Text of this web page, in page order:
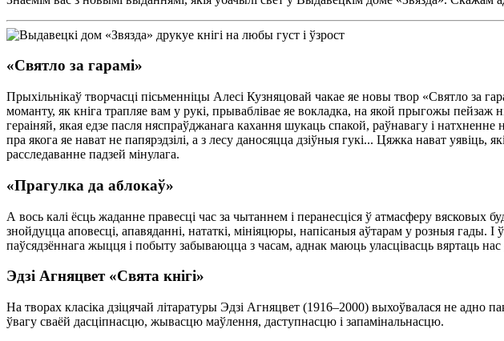
«Святло за гарамі»
Прыхільнікаў творчасці пісьменніцы Алесі Кузняцовай чакае яе новы твор «Святло за
моманту, як кніга трапляе вам у рукі, прываблівае яе вокладка, на якой прыгожы пейзаж
гераіняй, якая едзе пасля няспраўджанага кахання шукаць спакой, раўнавагу і
пра якога яе нават не папярэдзілі, а з лесу даносяцца дзіўныя гукі... Цяжка нават уявіць,
расследаванне падзей мінулага.
«Прагулка да аблокаў»
А вось калі ёсць жаданне правесці час за чытаннем і перанесціся ў атмасферу вясковых
знойдуцца аповесці, апавяданні, нататкі, мініяцюры, напісаныя аўтарам у розныя
паўсядзённага жыцця і побыту забываюцца з часам, аднак маюць уласцівасць вяртаць
Эдзі Агняцвет «Свята кнігі»
На творах класіка дзіцячай літаратуры Эдзі Агняцвет (1916–2000) выхоўвалася не
ўвагу сваёй дасціпнасцю, жывасцю маўлення, даступнасцю і запамінальнасцю.